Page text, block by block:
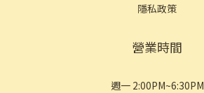
隱私政策
營業時間
週一 2:00PM~6:30PM